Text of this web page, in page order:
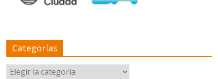
Categorías
Categorías